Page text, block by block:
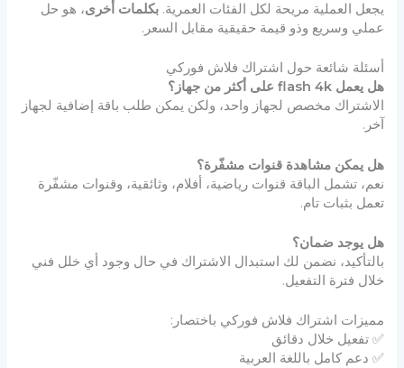
يجعل العملية مريحة لكل الفئات العمرية.بكلمات أخرى، هو حل
عملي وسريع وذو قيمة حقيقية مقابل السعر.
أسئلة شائعة حول اشتراك فلاش فوركي
هل يعمل flash 4k على أكثر من جهاز؟
الاشتراك مخصص لجهاز واحد، ولكن يمكن طلب باقة إضافية لجهاز
آخر.
هل يمكن مشاهدة قنوات مشفّرة؟
نعم، تشمل الباقة قنوات رياضية، أفلام، وثائقية، وقنوات مشفّرة
تعمل بثبات تام.
هل يوجد ضمان؟
بالتأكيد، نضمن لك استبدال الاشتراك في حال وجود أي خلل فني
خلال فترة التفعيل.
مميزات اشتراك فلاش فوركي باختصار:
✅ تفعيل خلال دقائق
✅ دعم كامل باللغة العربية